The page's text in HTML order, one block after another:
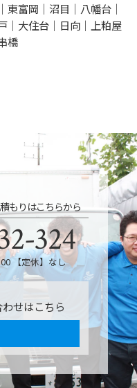
富岡｜沼目｜八幡台｜
｜大住台｜日向｜上粕屋
橋
もりはこちらから
324
【定休】なし
せはこちら